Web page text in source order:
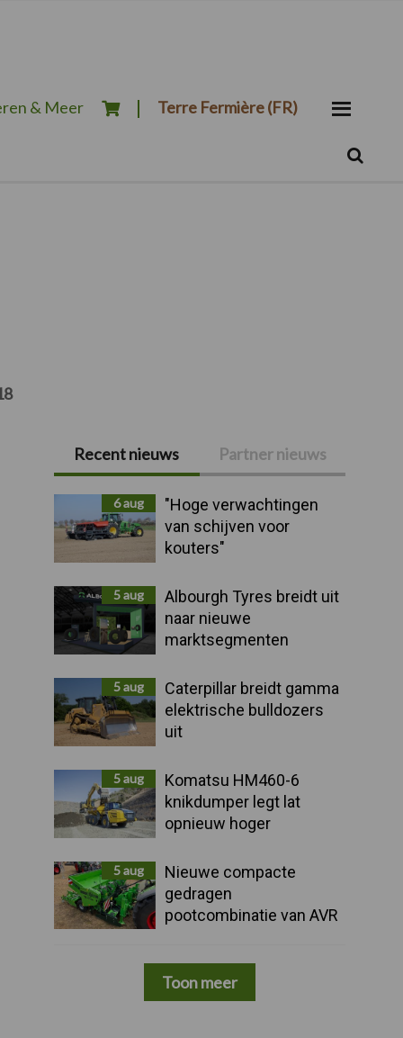
& Meer Terre Fermière (FR)
Primaire
Sidebar
Recent nieuws Partner nieuws
6 aug
"Hoge verwachtingen
van schijven voor
kouters"
5 aug
Albourgh Tyres breidt uit
naar nieuwe
marktsegmenten
5 aug
Caterpillar breidt gamma
elektrische bulldozers
uit
5 aug
Komatsu HM460-6
knikdumper legt lat
opnieuw hoger
5 aug
Nieuwe compacte
gedragen
pootcombinatie van AVR
Toon meer